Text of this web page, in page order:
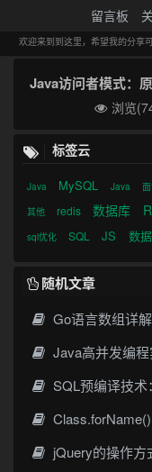
留言板
欢迎来到到这里，希望我的分享
Java访问者模式：
浏览
标签云
Java MySQL Java
其他 redis 数据库
sql优化 SQL JS 数
随机文章
Go语言数组详
Java高并发编程
SQL预编译技
jQuery的操作方